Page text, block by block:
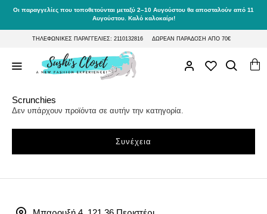
Οι παραγγελίες που τοποθετούνται μεταξύ 2–10 Αυγούστου θα αποσταλούν από 11
Αυγούστου. Καλό καλοκαίρι!
ΤΗΛΕΦΩΝΙΚΕΣ ΠΑΡΑΓΓΕΛΙΕΣ: 2110132816 ΔΩΡΕΑΝ ΠΑΡΑΔΟΣΗ ΑΠΟ 70€
Scrunchies
Δεν υπάρχουν προϊόντα σε αυτήν την κατηγορία.
Συνέχεια